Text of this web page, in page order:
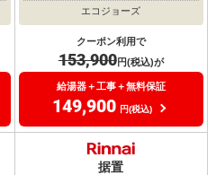
エコジョーズ
クーポン利用で
153,900円(税込)が
給湯器＋工事＋無料保証
149,900 円(税込)
据置